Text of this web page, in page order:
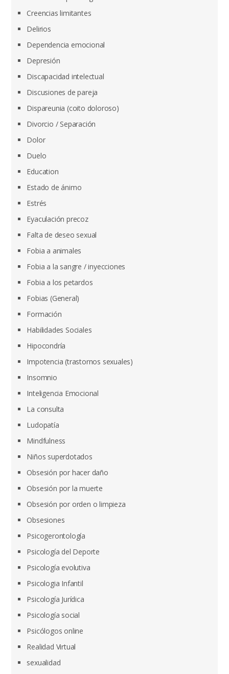
Creencias limitantes
Delirios
Dependencia emocional
Depresión
Discapacidad intelectual
Discusiones de pareja
Dispareunia (coito doloroso)
Divorcio / Separación
Dolor
Duelo
Education
Estado de ánimo
Estrés
Eyaculación precoz
Falta de deseo sexual
Fobia a animales
Fobia a la sangre / inyecciones
Fobia a los petardos
Fobias (General)
Formación
Habilidades Sociales
Hipocondría
Impotencia (trastornos sexuales)
Insomnio
Inteligencia Emocional
La consulta
Ludopatía
Mindfulness
Niños superdotados
Obsesión por hacer daño
Obsesión por la muerte
Obsesión por orden o limpieza
Obsesiones
Psicogerontología
Psicología del Deporte
Psicología evolutiva
Psicologia Infantil
Psicología Jurídica
Psicología social
Psicólogos online
Realidad Virtual
sexualidad